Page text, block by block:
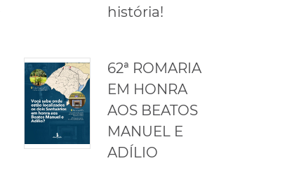
história!
62ª ROMARIA
EM HONRA
AOS BEATOS
MANUEL E
ADÍLIO